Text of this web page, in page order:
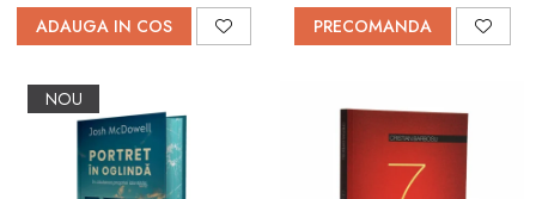
ADAUGA IN COS PRECOMANDA
NOU